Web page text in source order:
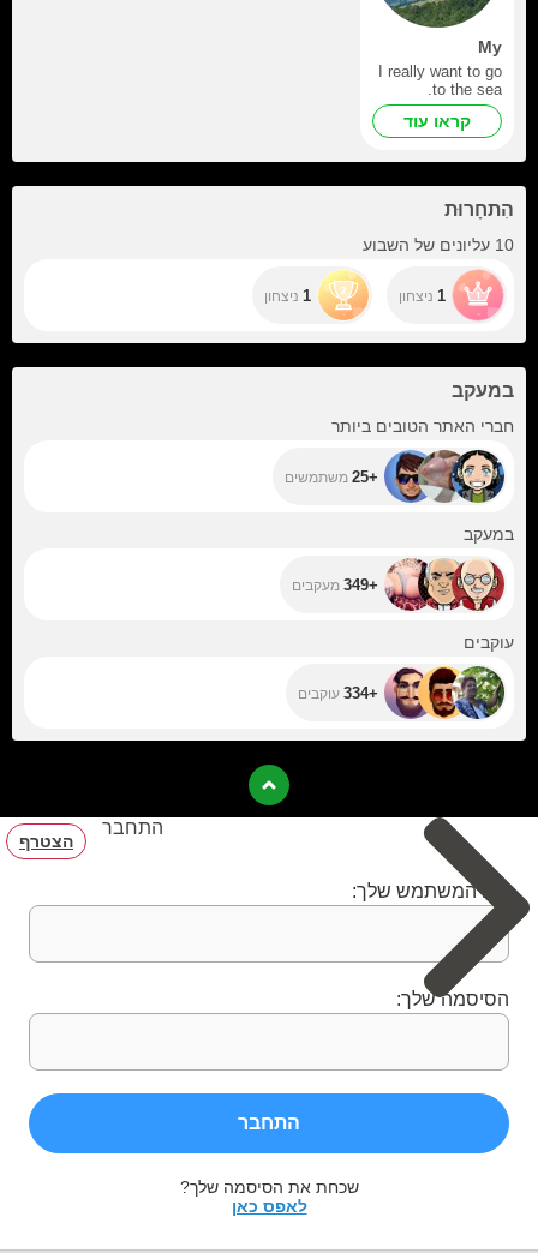
My
I really want to go
to the sea.
קראו עוד
הִתחָרוּת
10 עליונים של השבוע
1 ניצחון 1 ניצחון
במעקב
חברי האתר הטובים ביותר
+25
+25 משתמשים
במעקב
+349 מעקבים
עוקבים
+334 עוקבים
התחבר
הצטרף
שם המשתמש שלך:
הסיסמה שלך:
התחבר
שכחת את הסיסמה שלך?
לאפס כאן